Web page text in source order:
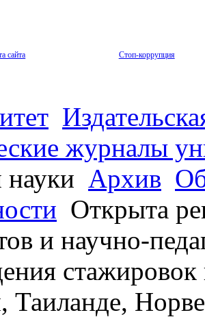
сайта Стоп-коррупция
журналы
Архив
Открыта
и научно-
Таиланде,